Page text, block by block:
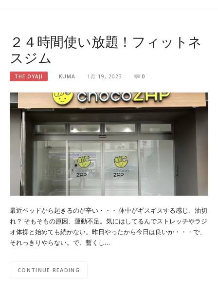
２４時間使い放題！フィットネ
スジム
THE OYAJI KUMA 1月 19, 2023 0
最近ベッドから起きるのが辛い・・・ 体中がギスギスする感じ、油切
れ？ そもそもの原因、運動不足。気にはしてるんでストレッチやラジ
オ体操と始めても続かない。昨日やったから今日は良いか・・・で、
それっきりやらない。で、暫くし…
CONTINUE READING